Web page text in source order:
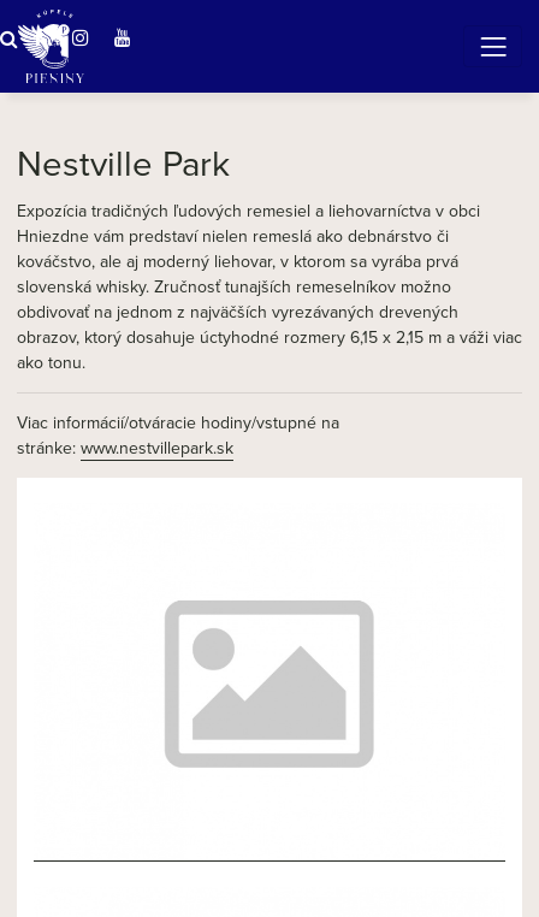
Zázračná voda v Pieninách
Nestville Park
Expozícia tradičných ľudových remesiel a liehovarníctva v obci
Hniezdne vám predstaví nielen remeslá ako debnárstvo či
kováčstvo, ale aj moderný liehovar, v ktorom sa vyrába prvá
slovenská whisky. Zručnosť tunajších remeselníkov možno
obdivovať na jednom z najväčších vyrezávaných drevených
obrazov, ktorý dosahuje úctyhodné rozmery 6,15 x 2,15 m a váži viac
ako tonu.
Viac informácií/otváracie hodiny/vstupné na
stránke: www.nestvillepark.sk